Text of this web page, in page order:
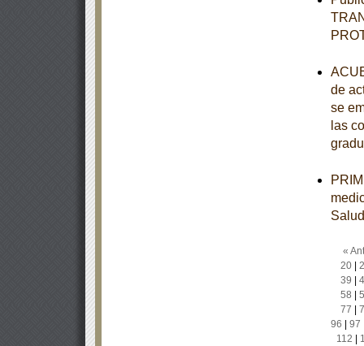
de
se
las
«
20|
39
58
77
96
97
112